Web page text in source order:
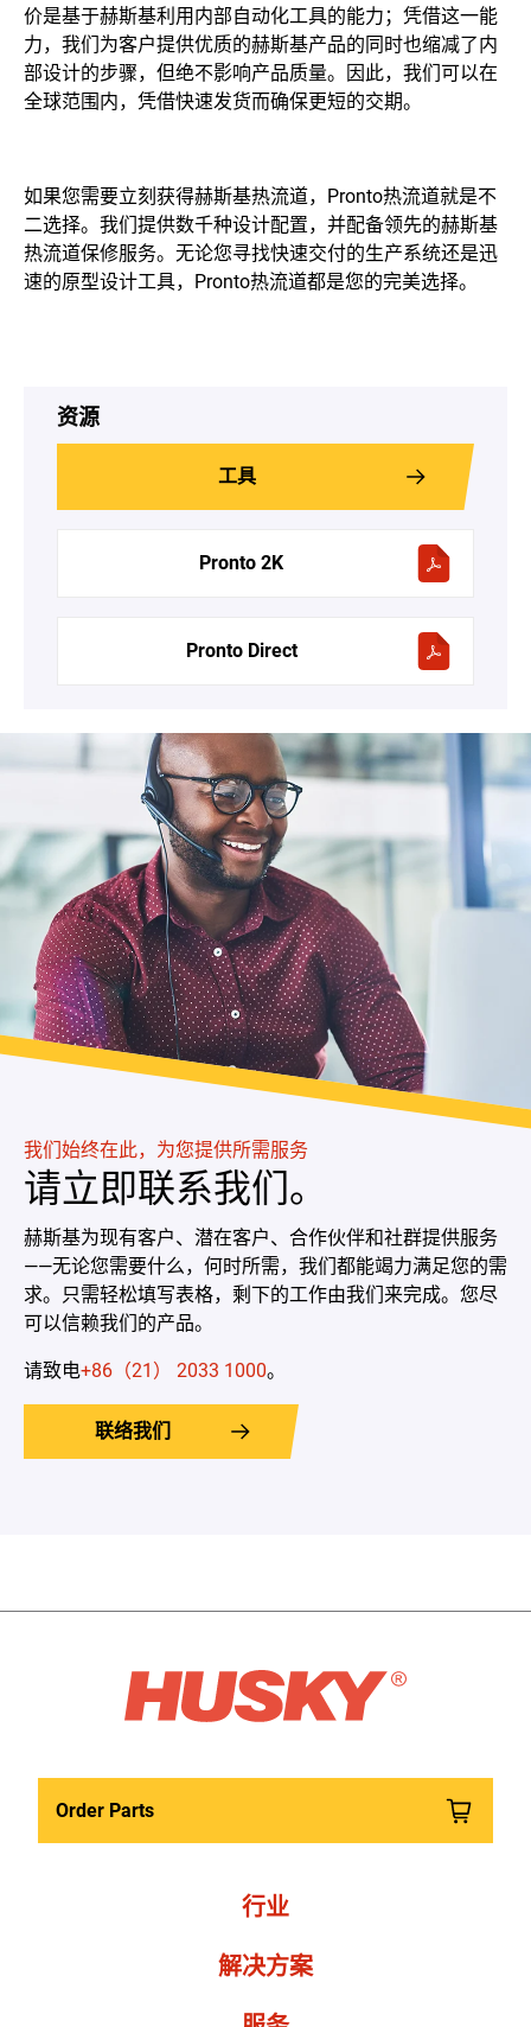
价是基于赫斯基利用内部自动化工具的能力；凭借这一能
力，我们为客户提供优质的赫斯基产品的同时也缩减了内
部设计的步骤，但绝不影响产品质量。因此，我们可以在
全球范围内，凭借快速发货而确保更短的交期。
如果您需要立刻获得赫斯基热流道，Pronto热流道就是不
二选择。我们提供数千种设计配置，并配备领先的赫斯基
热流道保修服务。无论您寻找快速交付的生产系统还是迅
速的原型设计工具，Pronto热流道都是您的完美选择。
资源
工具
Pronto 2K
Pronto Direct
我们始终在此，为您提供所需服务
请立即联系我们。
赫斯基为现有客户、潜在客户、合作伙伴和社群提供服务
——无论您需要什么，何时所需，我们都能竭力满足您的需
求。只需轻松填写表格，剩下的工作由我们来完成。您尽
可以信赖我们的产品。
请致电+86（21） 2033 1000。
联络我们
Order Parts
行业
解决方案